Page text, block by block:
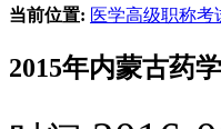
当前位置: 医学高级职称考
2015年内蒙古药